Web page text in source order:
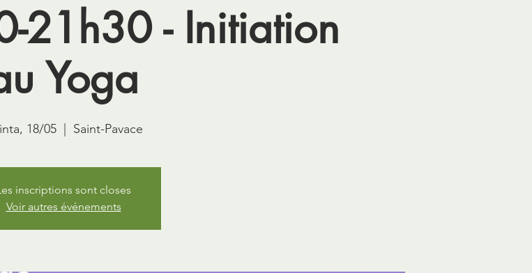
21h30 - Initiation
Yoga
18/05
  |
Saint-Pavace
inscriptions sont closes
Voir autres événements